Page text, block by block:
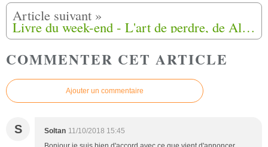
Livre du week-end - L'art de perdre, de Alice Zeniter petite-fille de harkis.
COMMENTER CET ARTICLE
Ajouter un commentaire
S Soltan 11/10/2018 15:45